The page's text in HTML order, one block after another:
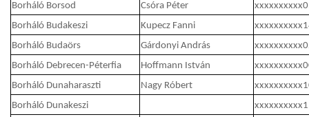
Borháló Borsod
Csóra Péter
Borháló Budakeszi
Kupecz Fanni
Borháló Budaörs
Gárdonyi András
Borháló Debrecen-Péterfia
Hoffmann István
Borháló Dunaharaszti
Nagy Róbert
Borháló Dunakeszi